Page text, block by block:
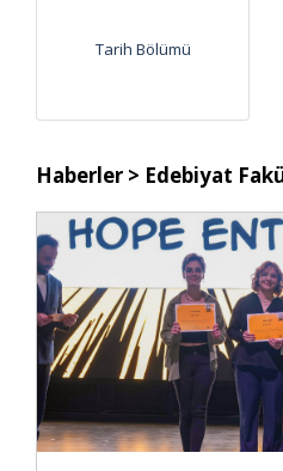
Tarih Bölümü
Haberler > Edebiyat